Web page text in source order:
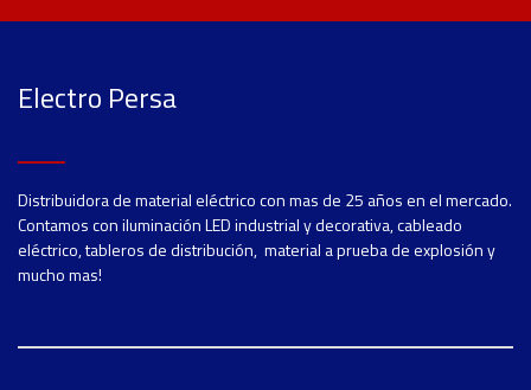
Electro Persa
Distribuidora de material eléctrico con mas de 25 años en el mercado.
Contamos con iluminación LED industrial y decorativa, cableado
eléctrico, tableros de distribución, material a prueba de explosión y
mucho mas!